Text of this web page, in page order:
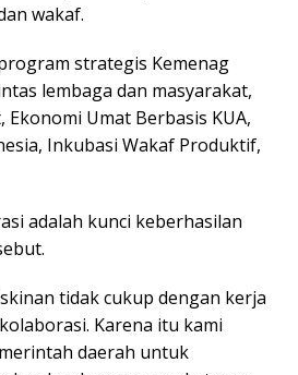
wakaf.
strategis Kemenag
lembaga dan masyarakat,
Umat Berbasis KUA,
Inkubasi Wakaf Produktif,
adalah kunci keberhasilan
tidak cukup dengan kerja
Karena itu kami
daerah untuk